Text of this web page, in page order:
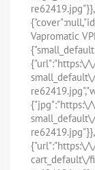
Vapromatic
{"url":"https:\/
{"url":"https:\/
cart_default\/